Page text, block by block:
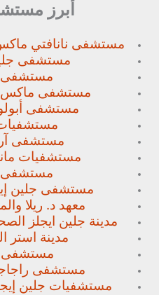
أبرز
مستشفى نانافتي
مستشفى
مستشفى
مستشفى ماكس
مستشفى أبولو
مستشفى
مستشفيات
مستشفى
مستشفى جلين
معهد د. ريلا
مدينة جلين ايجلز
مدينة استر
مستشفى
مستشفى
مستشفيات جلين